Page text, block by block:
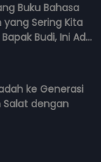
Buku Bahasa
Sering Kita
Budi, Ini Adik
ke Generasi
Salat dengan